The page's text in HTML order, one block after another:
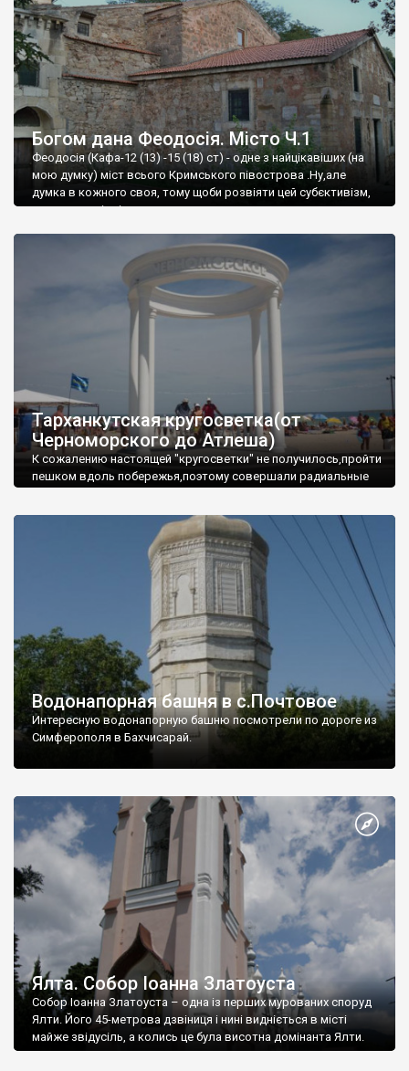
Богом дана Феодосія. Місто Ч.1
Феодосія (Кафа-12 (13) -15 (18) ст) - одне з найцікавіших (на
мою думку) міст всього Кримського півострова .Ну,але
думка в кожного своя, тому щоби розвіяти цей субєктивізм,
запрошую відвідати це
Тарханкутская кругосветка(от
Черноморского до Атлеша)
К сожалению настоящей "кругосветки" не получилось,пройти
пешком вдоль побережья,поэтому совершали радиальные
Водонапорная башня в с.Почтовое
Интересную водонапорную башню посмотрели по дороге из
Симферополя в Бахчисарай.
Ялта. Собор Іоанна Златоуста
Собор Іоанна Златоуста – одна із перших мурованих споруд
Ялти. Його 45-метрова дзвіниця і нині видніється в місті
майже звідусіль, а колись це була висотна домінанта Ялти.